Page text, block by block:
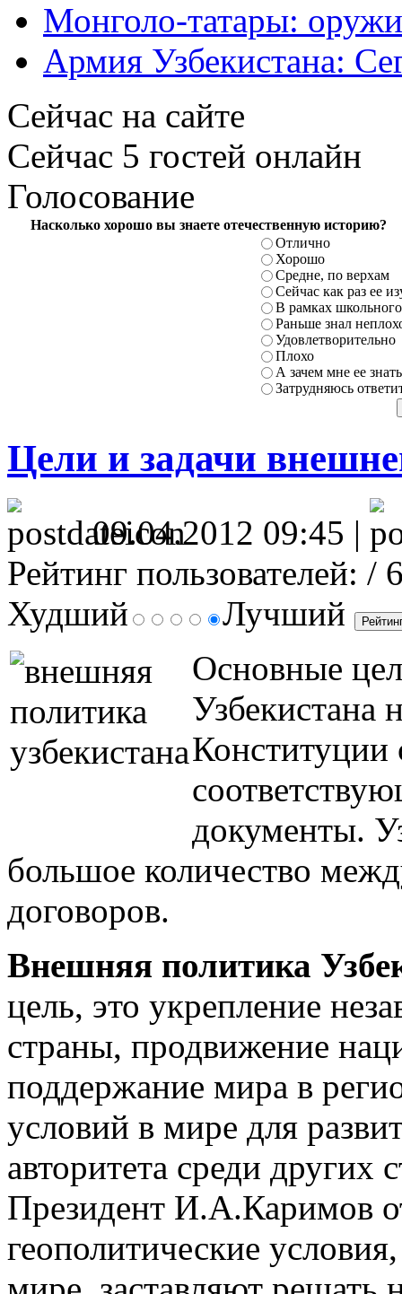
Монголо-татары:
Армия Узбекистана:
Сейчас на сайте
Сейчас 5 гостей онлайн
Голосование
Насколько хорошо вы знаете отечественную историю?
Отлично
Хорошо
Средне, по верхам
Сейчас как раз ее
В рамках
Раньше знал
Удовлетворительно
Плохо
А зачем мне ее
Затрудняюсь
Цели и задачи
09.04.2012 09:45 |
Рейтинг пользователей: /
Худший
Лучший
Основные
Узбекистана
Конституции
документы.
большое количество
договоров.
Внешняя политика
цель, это укрепление
страны, продвижение
поддержание мира в
условий в мире для
авторитета среди других
Президент И.А.Каримов
геополитические